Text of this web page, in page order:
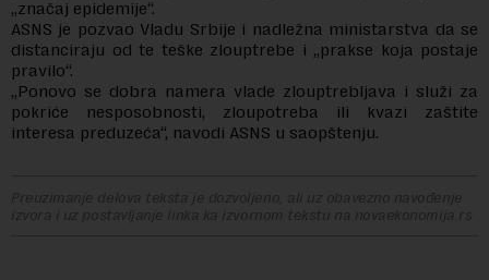
„značaj epidemije“.
ASNS je pozvao Vladu Srbije i nadležna ministarstva da se
distanciraju od te teške zlouptrebe i „prakse koja postaje
pravilo“.
„Ponovo se dobra namera vlade zlouptrebljava i služi za
pokriće nesposobnosti, zloupotreba ili kvazi zaštite
interesa preduzeća“, navodi ASNS u saopštenju.
Preuzimanje delova teksta je dozvoljeno, ali uz obavezno navođenje
izvora i uz postavljanje linka ka izvornom tekstu na novaekonomija.rs